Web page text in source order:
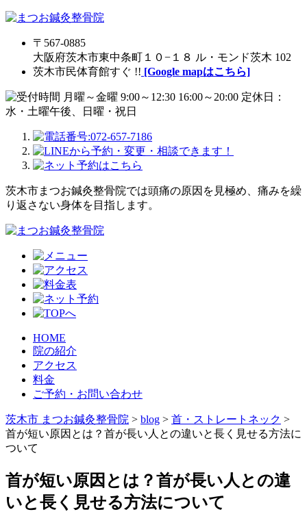
〒567-0885
大阪府茨木市東中条町１０−１８ ル・モンド茨木 102
茨木市民体育館すぐ !! [Google mapはこちら]
茨木市まつお鍼灸整骨院では頭痛の原因を見極め、痛みを繰
り返さない身体を目指します。
HOME
院の紹介
アクセス
料金
ご予約・お問い合わせ
茨木市 まつお鍼灸整骨院 > blog > 首・ストレートネック >
首が短い原因とは？首が長い人との違いと長く見せる方法に
ついて
首が短い原因とは？首が長い人との違
いと長く見せる方法について